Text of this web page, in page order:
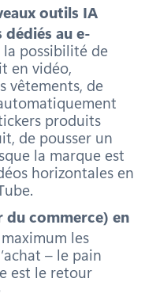
outils IA
dédiés au e-
possibilité de
en vidéo,
vêtements, de
produits
de pousser un
la marque est
horizontales en
du commerce) en
les
– le pain
est le retour